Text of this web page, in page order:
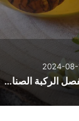
2024-08-
مفصل الركبة الصناعي: كل ما يجب معرفته لتحقيق حياة جديدة خالية من الألم